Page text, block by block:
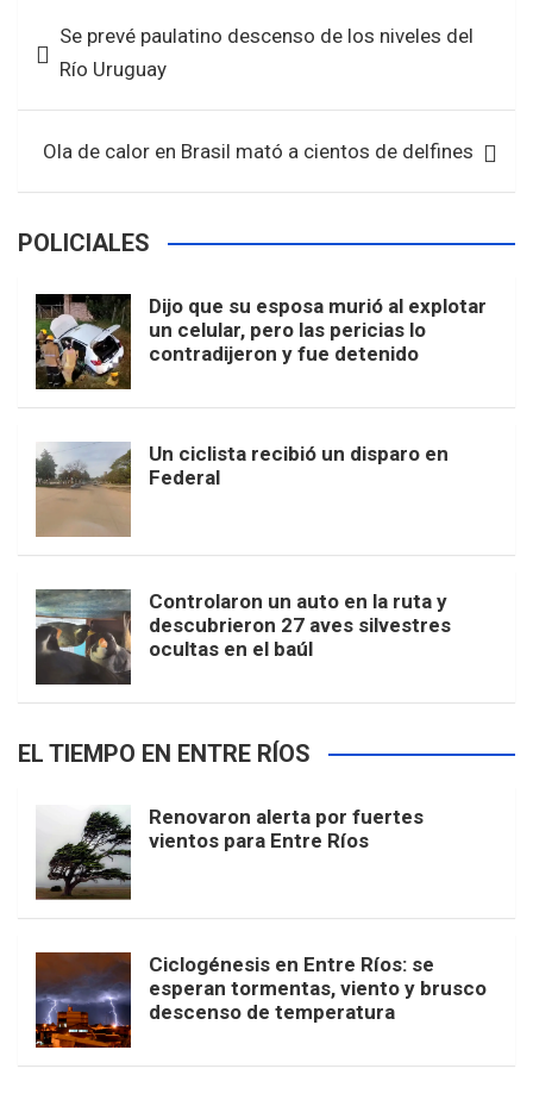
o
o
k
A
p
de
entradas
Se prevé paulatino descenso de los niveles del
Río Uruguay
Ola de calor en Brasil mató a cientos de delfines
POLICIALES
Dijo que su esposa murió al explotar
un celular, pero las pericias lo
contradijeron y fue detenido
Un ciclista recibió un disparo en
Federal
Controlaron un auto en la ruta y
descubrieron 27 aves silvestres
ocultas en el baúl
EL TIEMPO EN ENTRE RÍOS
Renovaron alerta por fuertes
vientos para Entre Ríos
Ciclogénesis en Entre Ríos: se
esperan tormentas, viento y brusco
descenso de temperatura